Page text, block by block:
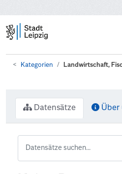
Kategorien Landwirtschaft,
Datensätze Über